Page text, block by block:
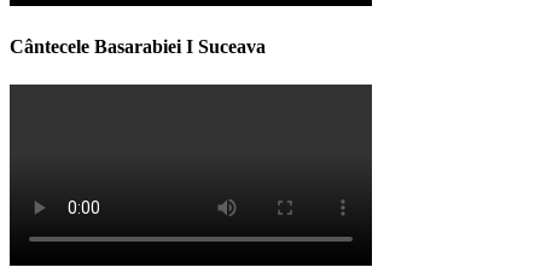
Cântecele Basarabiei I Suceava